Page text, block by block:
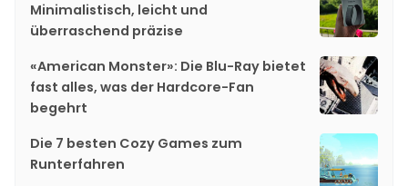
Minimalistisch, leicht und
überraschend präzise
«American Monster»: Die Blu-Ray bietet
fast alles, was der Hardcore-Fan
begehrt
Die 7 besten Cozy Games zum
Runterfahren